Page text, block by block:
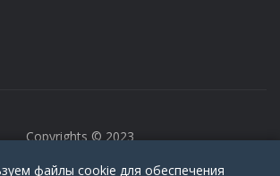
Copyrights © 2023
файлы cookie для обеспечения